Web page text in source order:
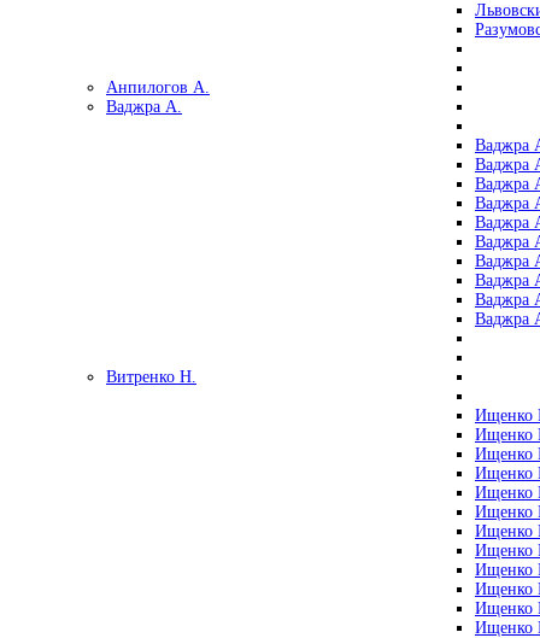
Анпилогов А.
Ваджра А.
Ваджра
Ваджра
Ваджра
Ваджра
Ваджра
Ваджра
Ваджра
Ваджра
Ваджра
Ваджра
Витренко Н.
Ищенко
Ищенко
Ищенко
Ищенко
Ищенко
Ищенко
Ищенко
Ищенко
Ищенко
Ищенко
Ищенко
Ищенко